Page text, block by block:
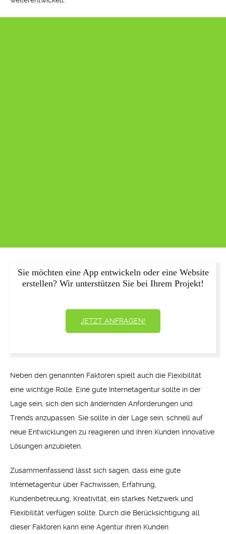
Sie möchten eine App entwickeln oder eine Website
erstellen? Wir unterstützen Sie bei Ihrem Projekt!
JETZT ANFRAGEN!
Neben den genannten Faktoren spielt auch die Flexibilität
eine wichtige Rolle. Eine gute Internetagentur sollte in der
Lage sein, sich den sich ändernden Anforderungen und
Trends anzupassen. Sie sollte in der Lage sein, schnell auf
neue Entwicklungen zu reagieren und ihren Kunden innovative
Lösungen anzubieten.
Zusammenfassend lässt sich sagen, dass eine gute
Internetagentur über Fachwissen, Erfahrung,
Kundenbetreuung, Kreativität, ein starkes Netzwerk und
Flexibilität verfügen sollte. Durch die Berücksichtigung all
dieser Faktoren kann eine Agentur ihren Kunden